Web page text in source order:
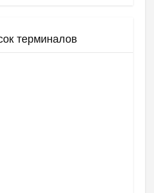
терминалов